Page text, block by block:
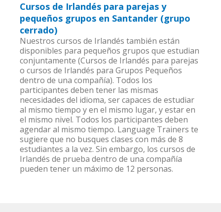
Cursos de Irlandés para parejas y
pequeños grupos en Santander (grupo
cerrado)
Nuestros cursos de Irlandés también están
disponibles para pequeños grupos que estudian
conjuntamente (Cursos de Irlandés para parejas
o cursos de Irlandés para Grupos Pequeños
dentro de una compañía). Todos los
participantes deben tener las mismas
necesidades del idioma, ser capaces de estudiar
al mismo tiempo y en el mismo lugar, y estar en
el mismo nivel. Todos los participantes deben
agendar al mismo tiempo. Language Trainers te
sugiere que no busques clases con más de 8
estudiantes a la vez. Sin embargo, los cursos de
Irlandés de prueba dentro de una compañía
pueden tener un máximo de 12 personas.